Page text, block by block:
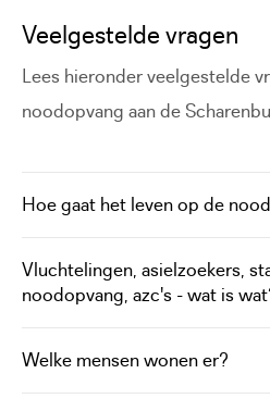
Veelgestelde vragen
Lees hieronder veelgestelde
noodopvang aan de
Hoe gaat het leven op de
Vluchtelingen, asielzoekers,
noodopvang, azc's - wat is
Welke mensen wonen er?